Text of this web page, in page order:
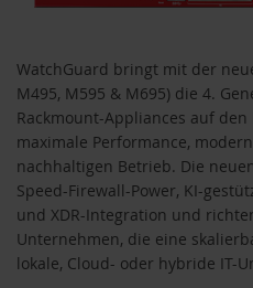
WatchGuard bringt mit der
M495, M595 & M695) die 4.
Rackmount-Appliances auf
maximale Performance,
nachhaltigen Betrieb. Die
Speed-Firewall-Power, KI-
und XDR-Integration und
Unternehmen, die eine
lokale, Cloud- oder hybride IT-